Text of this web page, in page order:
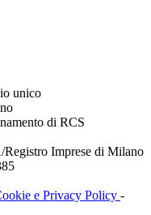
unico
di RCS
Registro Imprese di Milano
e Privacy Policy -